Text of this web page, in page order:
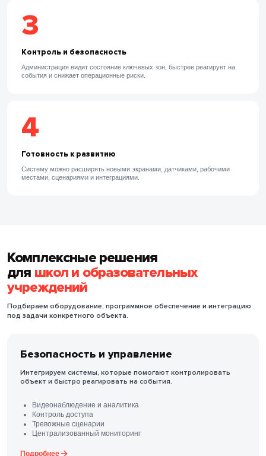
3
Контроль и безопасность
Администрация видит состояние ключевых зон, быстрее реагирует на
события и снижает операционные риски.
4
Готовность к развитию
Систему можно расширять новыми экранами, датчиками, рабочими
местами, сценариями и интеграциями.
Комплексные решения
для школ и образовательных
учреждений
Подбираем оборудование, программное обеспечение и интеграцию
под задачи конкретного объекта.
Безопасность и управление
Интегрируем системы, которые помогают контролировать
объект и быстро реагировать на события.
Видеонаблюдение и аналитика
Контроль доступа
Тревожные сценарии
Централизованный мониторинг
Подробнее